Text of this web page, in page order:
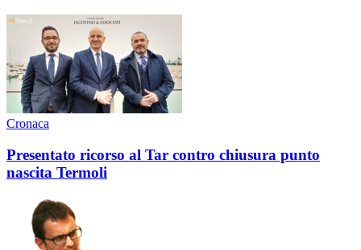
Cronaca
Presentato ricorso al Tar contro chiusura punto
nascita Termoli